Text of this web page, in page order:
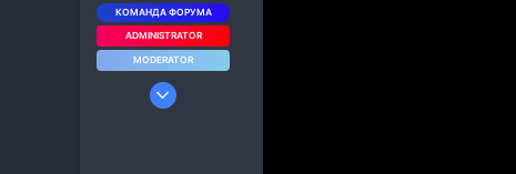
КОМАНДА ФОРУМА
ADMINISTRATOR
MODERATOR
8 Янв 2022